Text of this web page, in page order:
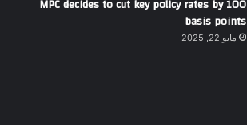
MPC decides to cut key policy rates by 100
basis points
مايو 22, 2025